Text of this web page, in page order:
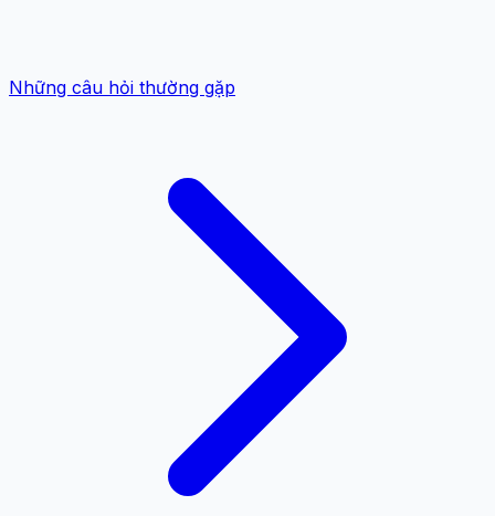
Những câu hỏi thường gặp